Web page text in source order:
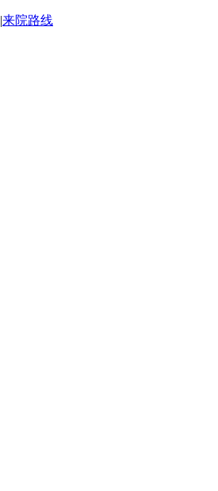
|来院路线